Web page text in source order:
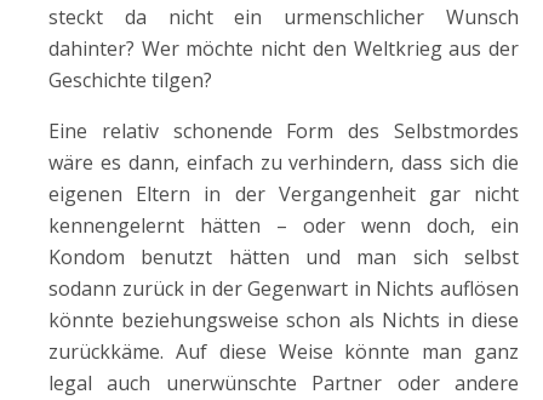
steckt da nicht ein urmenschlicher Wunsch
dahinter? Wer möchte nicht den Weltkrieg aus der
Geschichte tilgen?
Eine relativ schonende Form des Selbstmordes
wäre es dann, einfach zu verhindern, dass sich die
eigenen Eltern in der Vergangenheit gar nicht
kennengelernt hätten – oder wenn doch, ein
Kondom benutzt hätten und man sich selbst
sodann zurück in der Gegenwart in Nichts auflösen
könnte beziehungsweise schon als Nichts in diese
zurückkäme. Auf diese Weise könnte man ganz
legal auch unerwünschte Partner oder andere